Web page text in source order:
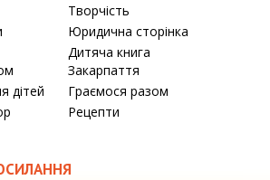
Творчість
Юридична сторінка
Дитяча книга
Закарпаття
дітей
Граємося разом
Рецепти